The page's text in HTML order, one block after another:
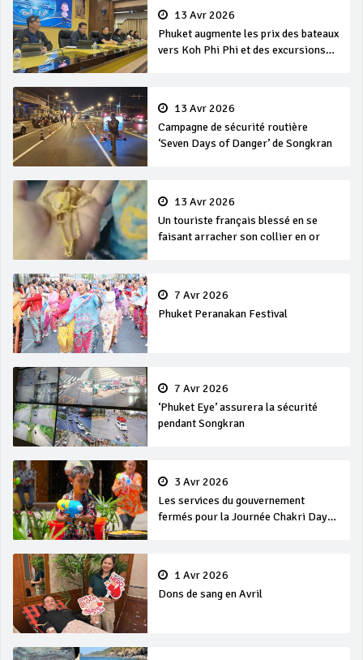
13 Avr 2026
Phuket augmente les prix des bateaux
vers Koh Phi Phi et des excursions
13 Avr 2026
Campagne de sécurité routière
‘Seven Days of Danger’ de Songkran
13 Avr 2026
Un touriste français blessé en se
faisant arracher son collier en or
7 Avr 2026
Phuket Peranakan Festival
7 Avr 2026
‘Phuket Eye’ assurera la sécurité
pendant Songkran
3 Avr 2026
Les services du gouvernement
fermés pour la Journée Chakri Day
1 Avr 2026
Dons de sang en Avril